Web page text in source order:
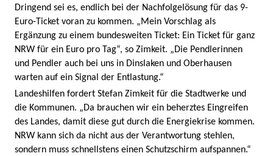
Dringend sei es, endlich bei der Nachfolgelösung für das 9-
Euro-Ticket voran zu kommen. „Mein Vorschlag als
Ergänzung zu einem bundesweiten Ticket: Ein Ticket für ganz
NRW für ein Euro pro Tag“, so Zimkeit. „Die Pendlerinnen
und Pendler auch bei uns in Dinslaken und Oberhausen
warten auf ein Signal der Entlastung.“
Landeshilfen fordert Stefan Zimkeit für die Stadtwerke und
die Kommunen. „Da brauchen wir ein beherztes Eingreifen
des Landes, damit diese gut durch die Energiekrise kommen.
NRW kann sich da nicht aus der Verantwortung stehlen,
sondern muss schnellstens einen Schutzschirm aufspannen.“